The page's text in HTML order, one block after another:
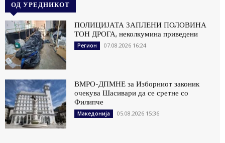
ОД УРЕДНИКОТ
ПОЛИЦИЈАТА ЗАПЛЕНИ ПОЛОВИНА
ТОН ДРОГА, неколкумина приведени
Регион 07.08.2026 16:24
ВМРО-ДПМНЕ за Изборниот законик
очекува Шасивари да се сретне со
Филипче
Македонија 05.08.2026 15:36